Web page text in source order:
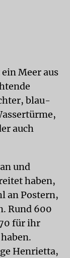
Meer aus
blau-
auch
und
haben,
an Postern,
Rund 600
für ihr
Henrietta,